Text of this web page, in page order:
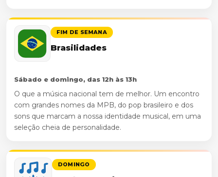
FIM DE SEMANA
Brasilidades
Sábado e domingo, das 12h às 13h
O que a música nacional tem de melhor. Um encontro
com grandes nomes da MPB, do pop brasileiro e dos
sons que marcam a nossa identidade musical, em uma
seleção cheia de personalidade.
DOMINGO